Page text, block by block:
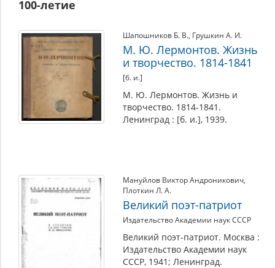
100-летие
Шапошников Б. В., Грушкин А. И.
М. Ю. Лермонтов. Жизнь
и творчество. 1814-1841
[б. и.]
М. Ю. Лермонтов. Жизнь и
творчество. 1814-1841.
Ленинград : [б. и.], 1939.
Мануйлов Виктор Андроникович,
Плоткин Л. А.
Великий поэт-патриот
Издательство Академии наук СССР
Великий поэт-патриот. Москва :
Издательство Академии наук
СССР, 1941; Ленинград.